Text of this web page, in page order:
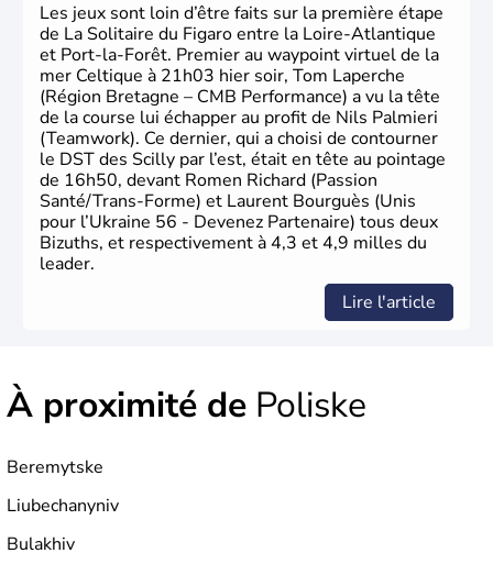
Les jeux sont loin d’être faits sur la première étape
de La Solitaire du Figaro entre la Loire-Atlantique
et Port-la-Forêt. Premier au waypoint virtuel de la
mer Celtique à 21h03 hier soir, Tom Laperche
(Région Bretagne – CMB Performance) a vu la tête
de la course lui échapper au profit de Nils Palmieri
(Teamwork). Ce dernier, qui a choisi de contourner
le DST des Scilly par l’est, était en tête au pointage
de 16h50, devant Romen Richard (Passion
Santé/Trans-Forme) et Laurent Bourguès (Unis
pour l’Ukraine 56 - Devenez Partenaire) tous deux
Bizuths, et respectivement à 4,3 et 4,9 milles du
leader.
Lire l'article
À proximité de Poliske
Beremytske
Liubechanyniv
Bulakhiv